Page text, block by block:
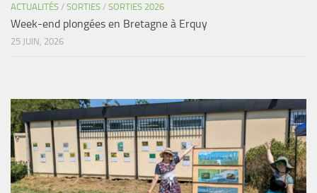
ACTUALITÉS / SORTIES / SORTIES 2026
Week-end plongées en Bretagne à Erquy
25 JUIN, 2026